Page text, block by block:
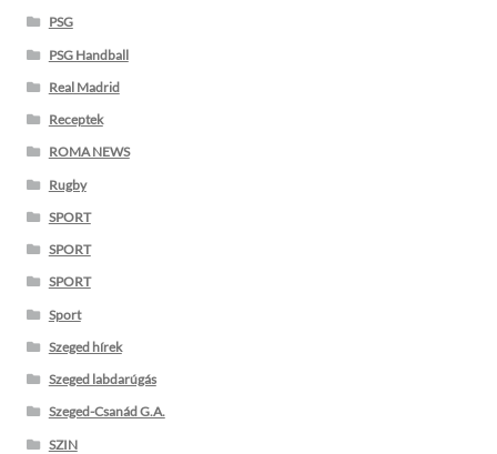
PSG
PSG Handball
Real Madrid
Receptek
ROMA NEWS
Rugby
SPORT
SPORT
SPORT
Sport
Szeged hírek
Szeged labdarúgás
Szeged-Csanád G.A.
SZIN